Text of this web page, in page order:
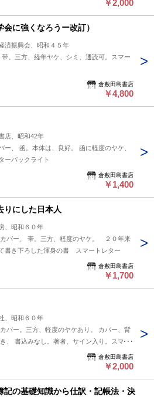
￥2,000
に強くなろうー改訂）
済振興会、昭和４５年
。三方、経年ヤケ、シミ、通読可。スマー
倉敷田島書店
￥4,800
店、昭和42年
ー、 函。本体は、良好。 函に軽度のヤケ、
ーパックライト
倉敷田島書店
￥1,400
にした日本人
、昭和６０年
バー、 帯。三方、軽度のヤケ。 ２０年来
書き下ろした渾身の書 スマートレター
倉敷田島書店
￥1,700
、昭和６０年
バー。三方、軽度のヤケあり。 カバー、背
、 書込みなし。著者、サイン入り。スマー
倉敷田島書店
￥2,000
の基礎知識から仕訳・記帳法・決